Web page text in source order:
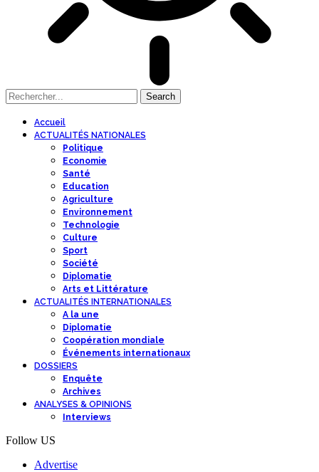
Accueil
ACTUALITÉS NATIONALES
Politique
Economie
Santé
Education
Agriculture
Environnement
Technologie
Culture
Sport
Société
Diplomatie
Arts et Littérature
ACTUALITÉS INTERNATIONALES
A la une
Diplomatie
Coopération mondiale
Événements internationaux
DOSSIERS
Enquête
Archives
ANALYSES & OPINIONS
Interviews
Follow US
Advertise